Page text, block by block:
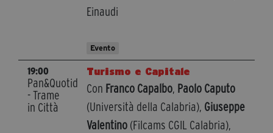
Einaudi
Evento
19:00
Pan&Quotidiano
- Trame
in Città
Turismo e Capitale
Con Franco Capalbo, Paolo Caputo
(Università della Calabria), Giuseppe
Valentino (Filcams CGIL Calabria),